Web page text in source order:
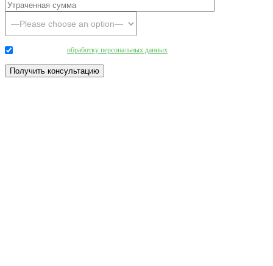
обработку персональных данных